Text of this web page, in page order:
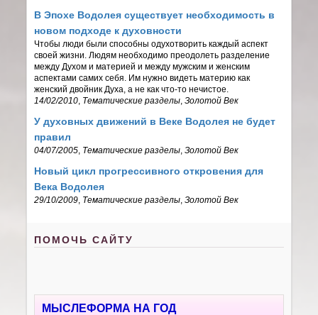
В Эпохе Водолея существует необходимость в
новом подходе к духовности
Чтобы люди были способны одухотворить каждый аспект
своей жизни. Людям необходимо преодолеть разделение
между Духом и материей и между мужским и женским
аспектами самих себя. Им нужно видеть материю как
женский двойник Духа, а не как что-то нечистое.
14/02/2010 Тематические разделы ,Золотой Век
У духовных движений в Веке Водолея не будет
правил
04/07/2005 Тематические разделы ,Золотой Век
Новый цикл прогрессивного откровения для
Века Водолея
29/10/2009 Тематические разделы ,Золотой Век
ПОМОЧЬ САЙТУ
МЫСЛЕФОРМА НА ГОД